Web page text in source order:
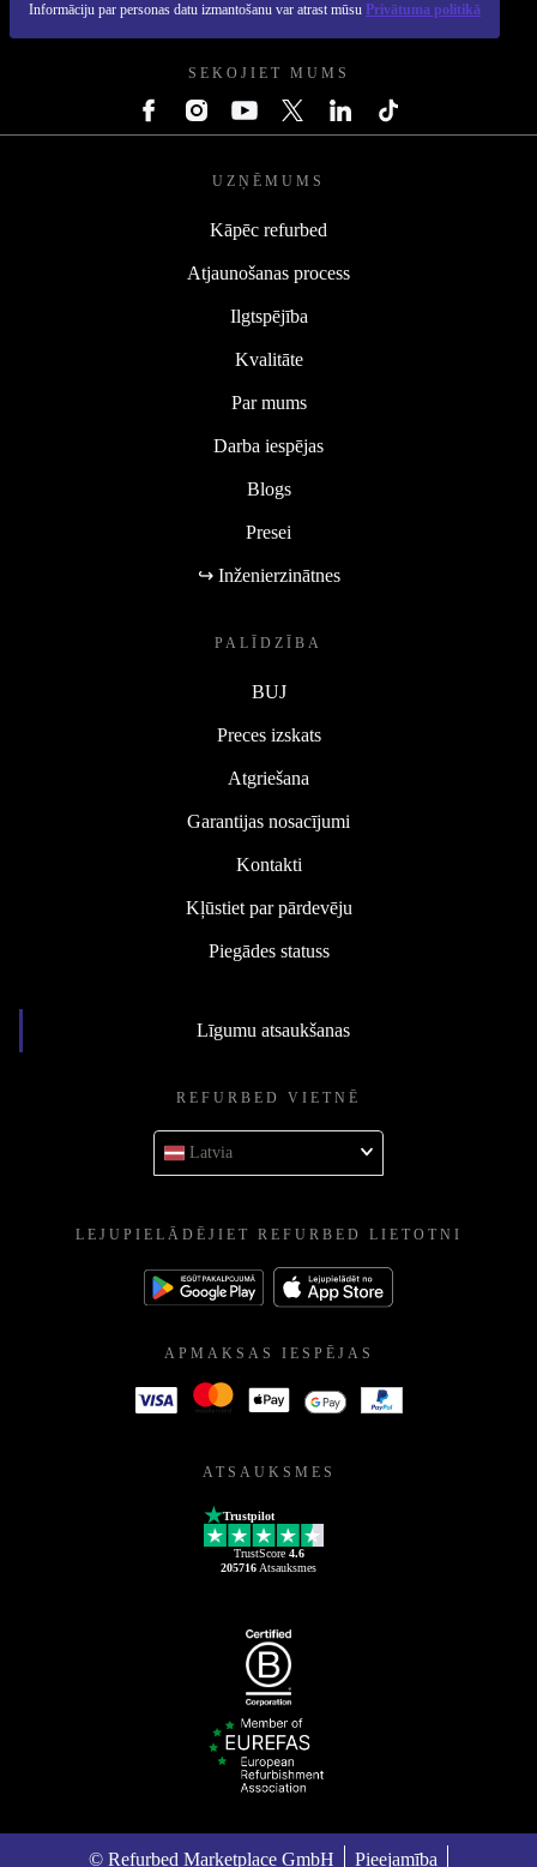
Informāciju par personas datu izmantošanu var atrast mūsu Privātuma politikā
REFURBED - RETHINK NEW.
SEKOJIET MUMS
UZŅĒMUMS
Kāpēc refurbed
Atjaunošanas process
Ilgtspējība
Kvalitāte
Par mums
Darba iespējas
Blogs
Presei
↪ Inženierzinātnes
PALĪDZĪBA
BUJ
Preces izskats
Atgriešana
Garantijas nosacījumi
Kontakti
Kļūstiet par pārdevēju
Piegādes statuss
Līgumu atsaukšanas
REFURBED VIETNĒ
Latvia
LEJUPIELĀDĒJIET REFURBED LIETOTNI
APMAKSAS IESPĒJAS
ATSAUKSMES
Trustpilot
TrustScore 4.6
205716 Atsauksmes
© Refurbed Marketplace GmbH Pieejamība